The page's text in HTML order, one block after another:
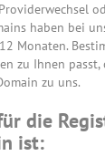
haben bei
Monaten.
zu Ihnen
zu uns.
die
ist: